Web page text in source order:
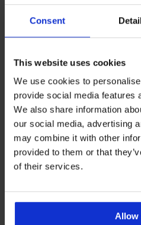
Consent
This website uses cookies
We use cookies to
provide social media features
We also share information
our social media, advertising
may combine it with other
provided to them or that
of their services.
Allow
-20%
Tehotenská bavlnená nočná
košeľa Harriet krátka
Zľava
31,99 € Pôvodná cena
39,99 €